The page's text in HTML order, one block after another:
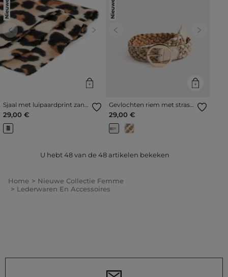
Previous Next
Sjaal met luipaardprint zand
vrouw
29,00 €
Previous Next
Gevlochten riem met strass
goudgeel vrouw
29,00 €
U hebt48van de 48 artikelen bekeken
Home
Nieuwe Collectie Femme
Lederwaren En Accessoires